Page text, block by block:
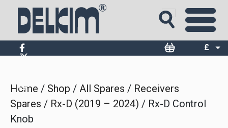
Skip
content
£
Home / Shop / All Spares / Receivers
Spares / Rx-D (2019 – 2024) / Rx-D Control
Knob